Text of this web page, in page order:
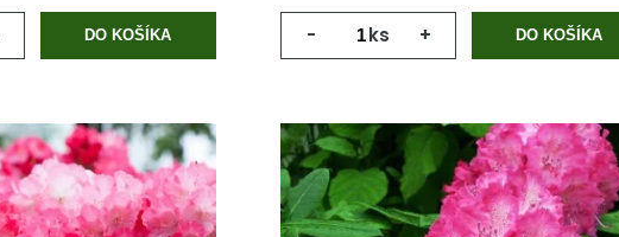
DO KOŠÍKA - ks + DO KOŠÍKA